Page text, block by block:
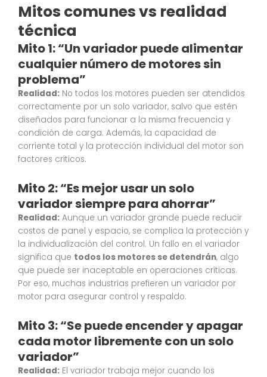
Mitos comunes vs realidad
técnica
Mito 1: “Un variador puede alimentar
cualquier número de motores sin
problema”
Realidad: No todos los motores pueden ser atendidos
correctamente por un solo variador, salvo que estén
diseñados para funcionar a la misma frecuencia y
condición de carga. Además, la capacidad de
corriente total y la protección individual del motor son
factores críticos.
Mito 2: “Es mejor usar un solo
variador siempre para ahorrar”
Realidad: Aunque un variador grande puede reducir
costos de panel y espacio, se complica la protección y
la individualización del control. Un fallo en el variador
significa que todos los motores se detendrán, algo
que puede ser inaceptable en operaciones críticas.
Por eso, muchas industrias prefieren un variador por
motor para asegurar control y respaldo.
Mito 3: “Se puede encender y apagar
cada motor libremente con un solo
variador”
Realidad: El variador trabaja mejor cuando los